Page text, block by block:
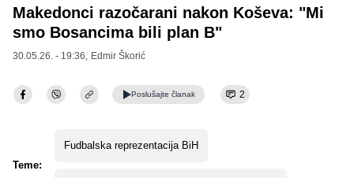
Makedonci razočarani nakon Koševa: "Mi
smo Bosancima bili plan B"
30.05.26. - 19:36, Edmir Škorić
Poslušajte članak 2
Teme:
Fudbalska reprezentacija BiH